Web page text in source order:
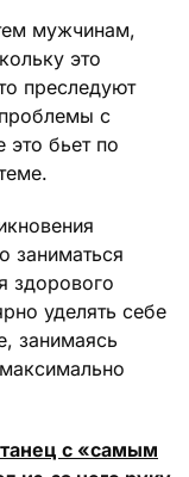
мужчинам,
это
преследуют
с
это бьет по
заниматься
здорового
уделять себе
занимаясь
с «самым